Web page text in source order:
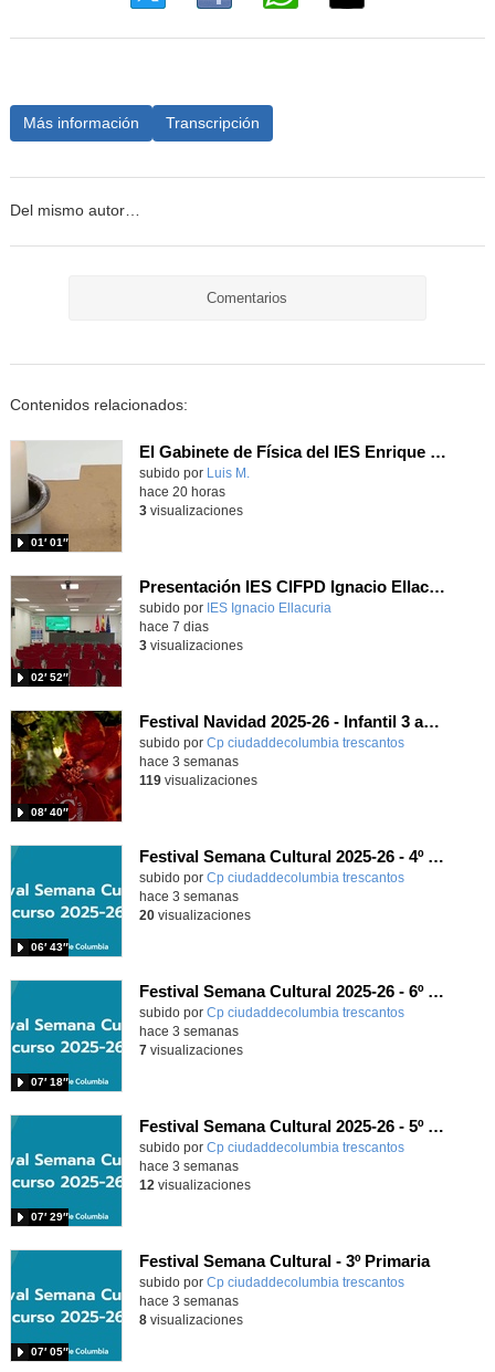
Más información Transcripción
Del mismo autor…
Comentarios
Contenidos relacionados:
El Gabinete de Física del IES Enrique Tierno Galván de Parla (Curso 25-26)
Contenido educativo.
subido por Luis M.
01′ 01″
hace 20 horas
3visualizaciones
Presentación IES CIFPD Ignacio Ellacuría
Contenido educativo.
subido por IES Ignacio Ellacuria
02′ 52″
hace 7 dias
3visualizaciones
Festival Navidad 2025-26 - Infantil 3 años
subido por Cp ciudaddecolumbia trescantos
08′ 40″
-
hace 3 semanas
119visualizaciones
Festival Semana Cultural 2025-26 - 4º de Primaria
subido por Cp ciudaddecolumbia trescantos
06′ 43″
-
hace 3 semanas
20visualizaciones
Festival Semana Cultural 2025-26 - 6º de Primaria
subido por Cp ciudaddecolumbia trescantos
07′ 18″
-
hace 3 semanas
7visualizaciones
Festival Semana Cultural 2025-26 - 5º de Primaria
subido por Cp ciudaddecolumbia trescantos
07′ 29″
-
hace 3 semanas
12 visualizaciones
Festival Semana Cultural - 3º Primaria
subido por Cp ciudaddecolumbia trescantos
07′ 05″
-
hace 3 semanas
8visualizaciones